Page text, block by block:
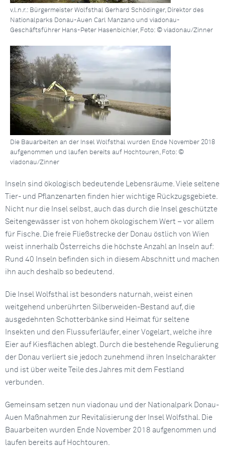
v.l.n.r.: Bürgermeister Wolfsthal Gerhard Schödinger, Direktor des
Nationalparks Donau-Auen Carl Manzano und viadonau-
Geschäftsführer Hans-Peter Hasenbichler, Foto: © viadonau/Zinner
Die Bauarbeiten an der Insel Wolfsthal wurden Ende November 2018
aufgenommen und laufen bereits auf Hochtouren, Foto: ©
viadonau/Zinner
Inseln sind ökologisch bedeutende Lebensräume. Viele seltene
Tier- und Pflanzenarten finden hier wichtige Rückzugsgebiete.
Nicht nur die Insel selbst, auch das durch die Insel geschützte
Seitengewässer ist von hohem ökologischem Wert – vor allem
für Fische. Die freie Fließstrecke der Donau östlich von Wien
weist innerhalb Österreichs die höchste Anzahl an Inseln auf:
Rund 40 Inseln befinden sich in diesem Abschnitt und machen
ihn auch deshalb so bedeutend.
Die Insel Wolfsthal ist besonders naturnah, weist einen
weitgehend unberührten Silberweiden-Bestand auf, die
ausgedehnten Schotterbänke sind Heimat für seltene
Insekten und den Flussuferläufer, einer Vogelart, welche ihre
Eier auf Kiesflächen ablegt. Durch die bestehende Regulierung
der Donau verliert sie jedoch zunehmend ihren Inselcharakter
und ist über weite Teile des Jahres mit dem Festland
verbunden.
Gemeinsam setzen nun viadonau und der Nationalpark Donau-
Auen Maßnahmen zur Revitalisierung der Insel Wolfsthal. Die
Bauarbeiten wurden Ende November 2018 aufgenommen und
laufen bereits auf Hochtouren.